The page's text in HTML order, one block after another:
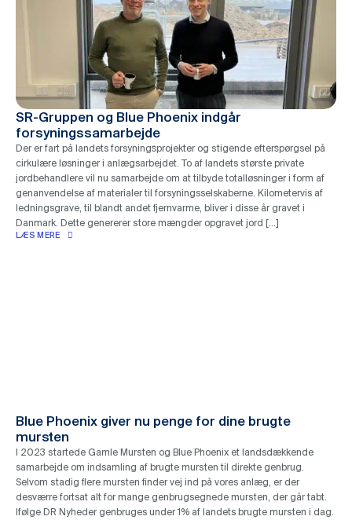
SR-Gruppen og Blue Phoenix indgår
forsyningssamarbejde
Der er fart på landets forsyningsprojekter og stigende efterspørgsel på
cirkulære løsninger i anlægsarbejdet. To af landets største private
jordbehandlere vil nu samarbejde om at tilbyde totalløsninger i form af
genanvendelse af materialer til forsyningsselskaberne. Kilometervis af
ledningsgrave, til blandt andet fjernvarme, bliver i disse år gravet i
Danmark. Dette genererer store mængder opgravet jord […]
LÆS MERE
Blue Phoenix giver nu penge for dine brugte
mursten
I 2023 startede Gamle Mursten og Blue Phoenix et landsdækkende
samarbejde om indsamling af brugte mursten til direkte genbrug.
Selvom stadig flere mursten finder vej ind på vores anlæg, er der
desværre fortsat alt for mange genbrugsegnede mursten, der går tabt.
Ifølge DR Nyheder genbruges under 1% af landets brugte mursten i dag.